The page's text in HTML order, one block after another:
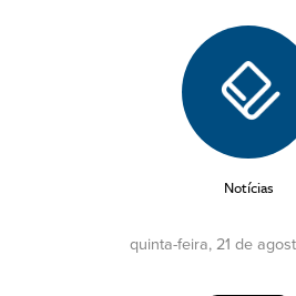
Notícias
quinta-feira, 21 de